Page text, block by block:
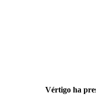
Vértigo ha